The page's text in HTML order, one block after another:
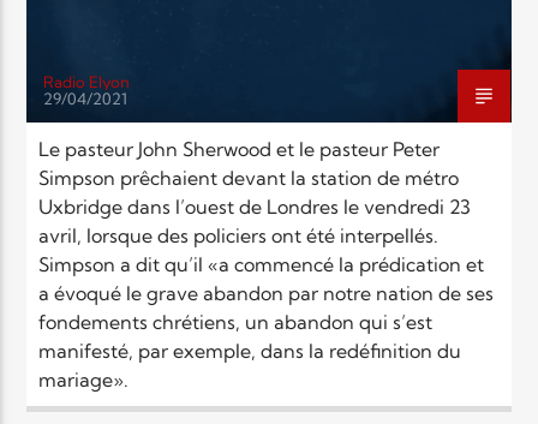
Radio Elyon
29/04/2021
Le pasteur John Sherwood et le pasteur Peter
Simpson prêchaient devant la station de métro
Uxbridge dans l’ouest de Londres le vendredi 23
avril, lorsque des policiers ont été interpellés.
Simpson a dit qu’il «a commencé la prédication et
a évoqué le grave abandon par notre nation de ses
fondements chrétiens, un abandon qui s’est
manifesté, par exemple, dans la redéfinition du
mariage».